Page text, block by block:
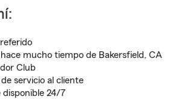
mucho tiempo de Bakersfield, CA
Club
servicio al cliente
disponible 24/7